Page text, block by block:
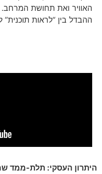
האוויר ואת תחושת המרחב.
ההבדל בין “לראות תוכנית”
היתרון העסקי: תלת-ממד